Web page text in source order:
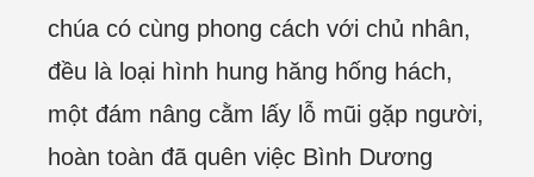
chúa có cùng phong cách với chủ nhân,
đều là loại hình hung hăng hống hách,
một đám nâng cằm lấy lỗ mũi gặp người,
hoàn toàn đã quên việc Bình Dương